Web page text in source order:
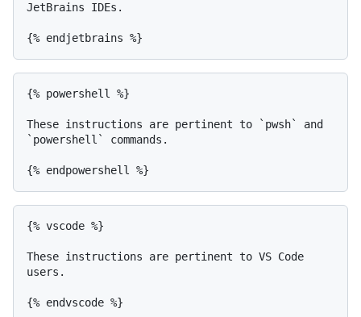
JetBrains IDEs.
{% powershell %}
These instructions are pertinent to `pwsh` and
`powershell` commands.
{% vscode %}
These instructions are pertinent to VS Code
users.